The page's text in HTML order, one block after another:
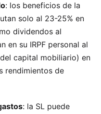
: los beneficios de la
solo al 23-25% en
dividendos al
en su IRPF personal al
capital mobiliario) en
rendimientos de
: la SL puede